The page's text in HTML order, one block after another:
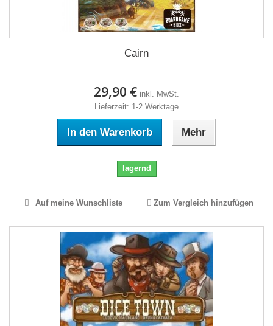
Cairn
29,90 € inkl. MwSt.
Lieferzeit: 1-2 Werktage
In den Warenkorb Mehr
lagernd
Auf meine Wunschliste Zum Vergleich hinzufügen